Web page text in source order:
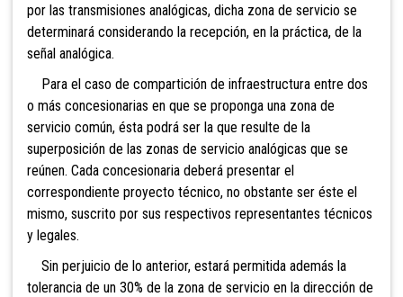
por las transmisiones analógicas, dicha zona de servicio se
determinará considerando la recepción, en la práctica, de la
señal analógica.
Para el caso de compartición de infraestructura entre dos
o más concesionarias en que se proponga una zona de
servicio común, ésta podrá ser la que resulte de la
superposición de las zonas de servicio analógicas que se
reúnen. Cada concesionaria deberá presentar el
correspondiente proyecto técnico, no obstante ser éste el
mismo, suscrito por sus respectivos representantes técnicos
y legales.
Sin perjuicio de lo anterior, estará permitida además la
tolerancia de un 30% de la zona de servicio en la dirección de